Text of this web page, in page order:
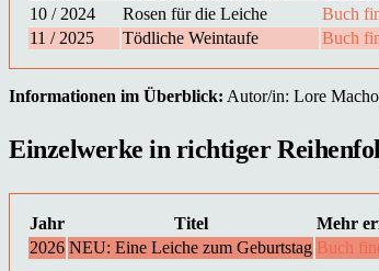
10 / 2024
Rosen für die Leiche
Buch
11 / 2025
Tödliche Weintaufe Buch
Informationen im Überblick: Autor/in: Lore
Einzelwerke in richtiger
Jahr Titel
Mehr
2026 NEU: Eine Leiche zum Geburtstag Buch